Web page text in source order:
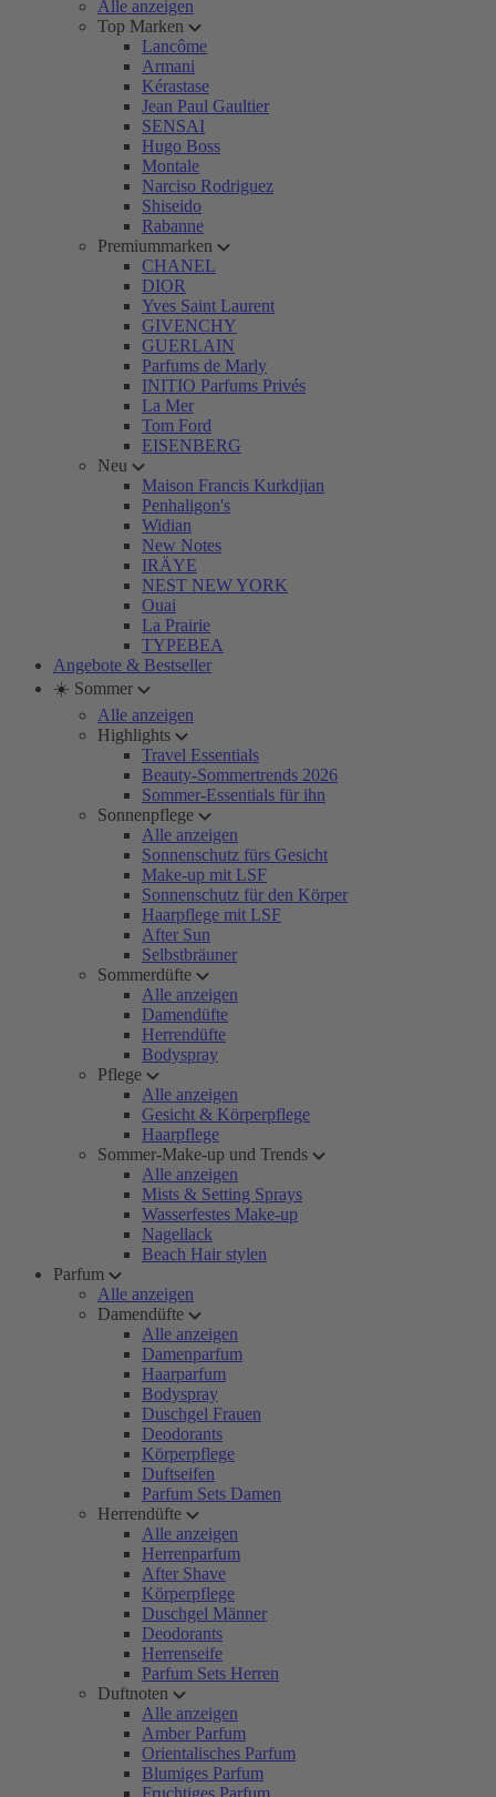
Alle anzeigen
Top Marken
Lancôme
Armani
Kérastase
Jean Paul Gaultier
SENSAI
Hugo Boss
Montale
Narciso Rodriguez
Shiseido
Rabanne
Premiummarken
CHANEL
DIOR
Yves Saint Laurent
GIVENCHY
GUERLAIN
Parfums de Marly
INITIO Parfums Privés
La Mer
Tom Ford
EISENBERG
Neu
Maison Francis Kurkdjian
Penhaligon's
Widian
New Notes
IRÄYE
NEST NEW YORK
Ouai
La Prairie
TYPEBEA
Angebote & Bestseller
☀️ Sommer
Alle anzeigen
Highlights
Travel Essentials
Beauty-Sommertrends 2026
Sommer-Essentials für ihn
Sonnenpflege
Alle anzeigen
Sonnenschutz fürs Gesicht
Make-up mit LSF
Sonnenschutz für den Körper
Haarpflege mit LSF
After Sun
Selbstbräuner
Sommerdüfte
Alle anzeigen
Damendüfte
Herrendüfte
Bodyspray
Pflege
Alle anzeigen
Gesicht & Körperpflege
Haarpflege
Sommer-Make-up und Trends
Alle anzeigen
Mists & Setting Sprays
Wasserfestes Make-up
Nagellack
Beach Hair stylen
Parfum
Alle anzeigen
Damendüfte
Alle anzeigen
Damenparfum
Haarparfum
Bodyspray
Duschgel Frauen
Deodorants
Körperpflege
Duftseifen
Parfum Sets Damen
Herrendüfte
Alle anzeigen
Herrenparfum
After Shave
Körperpflege
Duschgel Männer
Deodorants
Herrenseife
Parfum Sets Herren
Duftnoten
Alle anzeigen
Amber Parfum
Orientalisches Parfum
Blumiges Parfum
Fruchtiges Parfum